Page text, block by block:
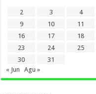
2
3 4
9
10 11
16
17 18
23
24 25
30
31
« Jun
Agu »